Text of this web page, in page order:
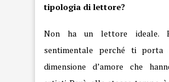
tipologia di lettore?
Non ha un lettore ideale.
sentimentale perché ti porta
dimensione d’amore che